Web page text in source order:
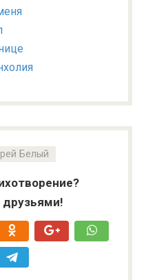
Белый
друзьями!